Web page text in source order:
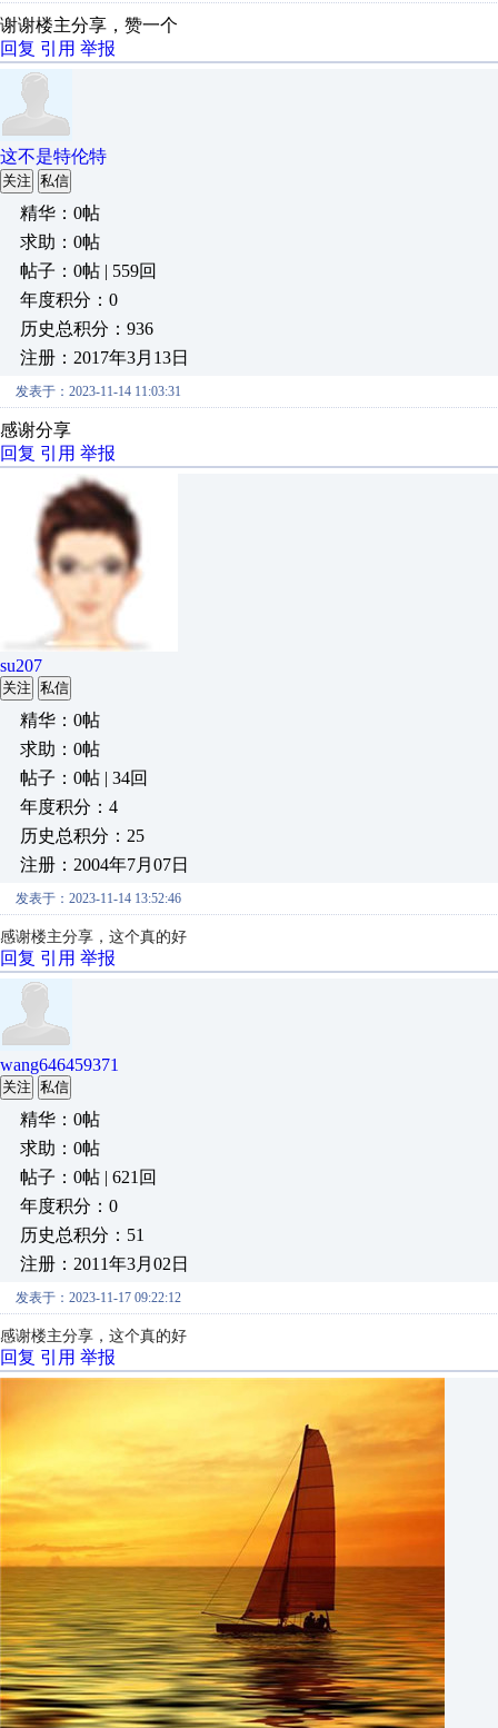
谢谢楼主分享，赞一个
回复 引用 举报
这不是特伦特
关注 私信
精华：0帖
求助：0帖
帖子：0帖 | 559回
年度积分：0
历史总积分：936
注册：2017年3月13日
发表于：2023-11-14 11:03:31
感谢分享
回复 引用 举报
su207
关注 私信
精华：0帖
求助：0帖
帖子：0帖 | 34回
年度积分：4
历史总积分：25
注册：2004年7月07日
发表于：2023-11-14 13:52:46
感谢楼主分享，这个真的好
回复 引用 举报
wang646459371
关注 私信
精华：0帖
求助：0帖
帖子：0帖 | 621回
年度积分：0
历史总积分：51
注册：2011年3月02日
发表于：2023-11-17 09:22:12
感谢楼主分享，这个真的好
回复 引用 举报